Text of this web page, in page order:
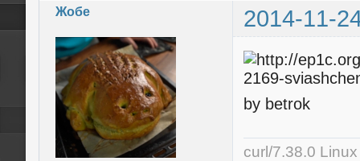
Жобе 2014-11-
by betrok
curl/7.38.0